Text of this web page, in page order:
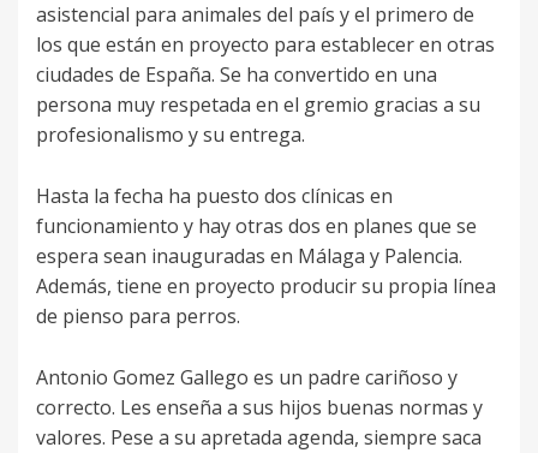
asistencial para animales del país y el primero de
los que están en proyecto para establecer en otras
ciudades de España. Se ha convertido en una
persona muy respetada en el gremio gracias a su
profesionalismo y su entrega.
Hasta la fecha ha puesto dos clínicas en
funcionamiento y hay otras dos en planes que se
espera sean inauguradas en Málaga y Palencia.
Además, tiene en proyecto producir su propia línea
de pienso para perros.
Antonio Gomez Gallego es un padre cariñoso y
correcto. Les enseña a sus hijos buenas normas y
valores. Pese a su apretada agenda, siempre saca